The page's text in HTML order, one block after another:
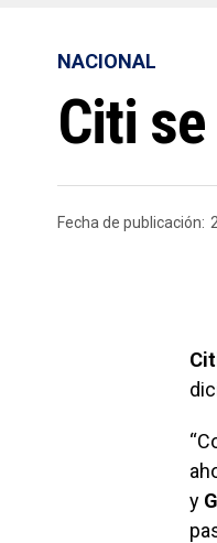
NACIONAL
Citi
Fecha de publicación:
y